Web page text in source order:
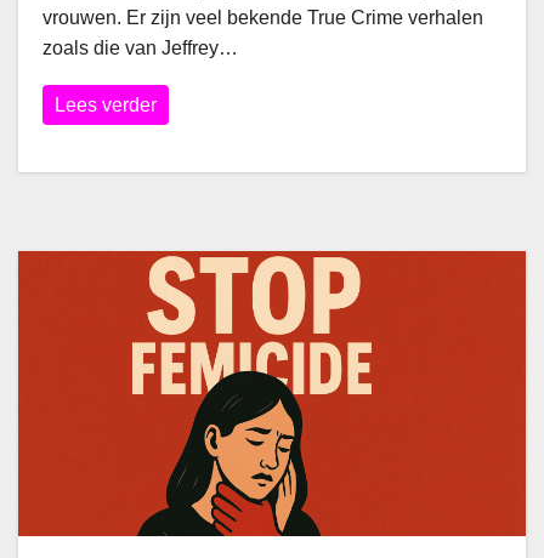
vrouwen. Er zijn veel bekende True Crime verhalen
zoals die van Jeffrey…
Lees verder